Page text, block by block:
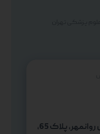
تهران، انقلاب، ابوریحان، نبش روانمهر، پلاک 65،